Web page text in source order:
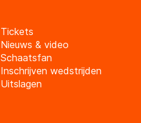
Tickets
Nieuws & video
Schaatsfan
Inschrijven wedstrijden
Uitslagen